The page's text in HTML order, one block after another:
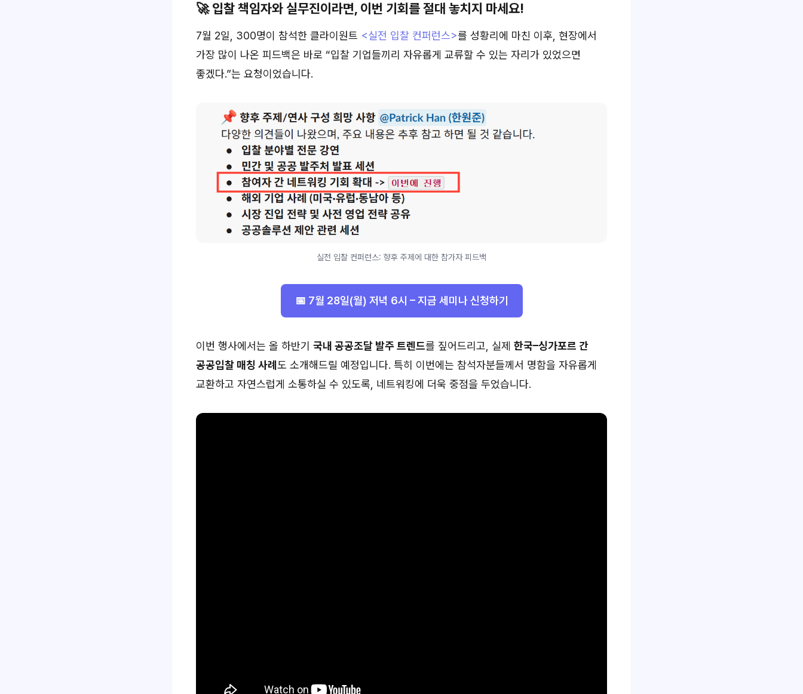
🚀 입찰 책임자와 실무진이라면, 이번 기회를 절대 놓치지 마세요!
7월 2일, 300명이 참석한 클라이원트 <실전 입찰 컨퍼런스>를 성황리에 마친 이후, 현장에서
가장 많이 나온 피드백은 바로 “입찰 기업들끼리 자유롭게 교류할 수 있는 자리가 있었으면
좋겠다.”는 요청이었습니다.
실전 입찰 컨퍼런스: 향후 주제에 대한 참가자 피드백
📅 7월 28일(월) 저녁 6시 – 지금 세미나 신청하기
이번 행사에서는 올 하반기 국내 공공조달 발주 트렌드를 짚어드리고, 실제 한국–싱가포르 간
공공입찰 매칭 사례도 소개해드릴 예정입니다. 특히 이번에는 참석자분들께서 명함을 자유롭게
교환하고 자연스럽게 소통하실 수 있도록, 네트워킹에 더욱 중점을 두었습니다.